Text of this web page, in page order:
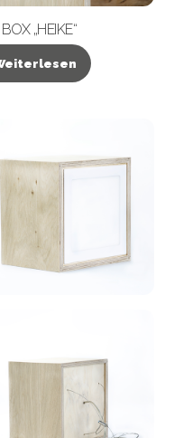
„HEIKE“